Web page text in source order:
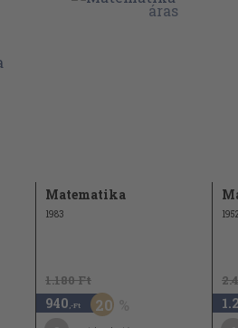
Matematika
1983
1.180 Ft
940 ,-Ft 20